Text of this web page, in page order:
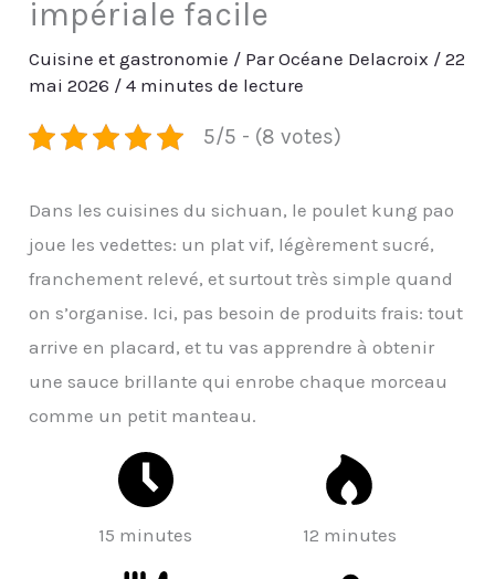
impériale facile
Cuisine et gastronomie / ParOcéane Delacroix /22
mai 2026 /4 minutes de lecture
5/5 - (8 votes)
Dans les cuisines du sichuan, le poulet kung pao
joue les vedettes: un plat vif, légèrement sucré,
franchement relevé, et surtout très simple quand
on s’organise. Ici, pas besoin de produits frais: tout
arrive en placard, et tu vas apprendre à obtenir
une sauce brillante qui enrobe chaque morceau
comme un petit manteau.
15 minutes 12 minutes